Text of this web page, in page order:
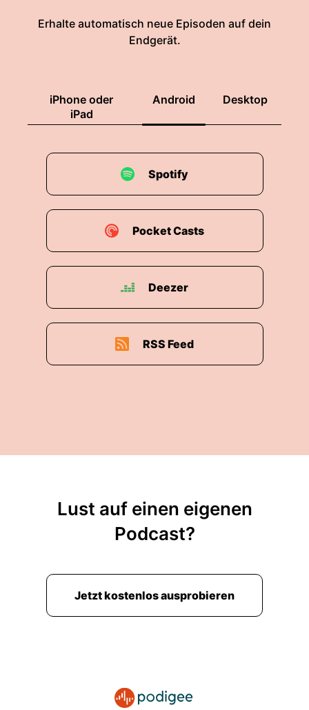
Erhalte automatisch neue Episoden auf dein
Endgerät.
iPhone oder
iPad
Android Desktop
Spotify
Pocket Casts
Deezer
RSS Feed
Lust auf einen eigenen
Podcast?
Jetzt kostenlos ausprobieren